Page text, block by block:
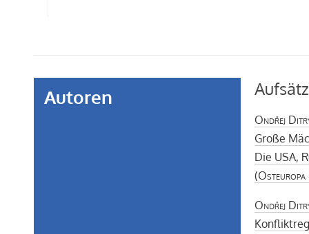
Autoren
Ondřej
Große
Die USA,
(Osteuropa
Ondřej